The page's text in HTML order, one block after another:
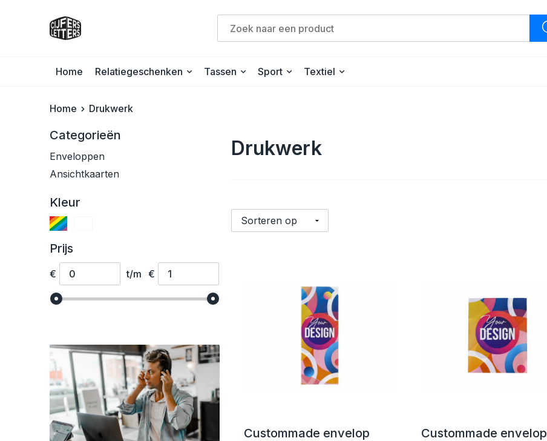
Home Relatiegeschenken Tassen Sport Textiel
Home Drukwerk
Categorieën
Enveloppen
Ansichtkaarten
Kleur
Prijs
€ t/m €
Drukwerk
Custommade envelop
Custommade envelop